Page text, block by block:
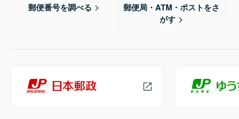
郵便番号を調べる
郵便局・ATM・ポストをさ
がす